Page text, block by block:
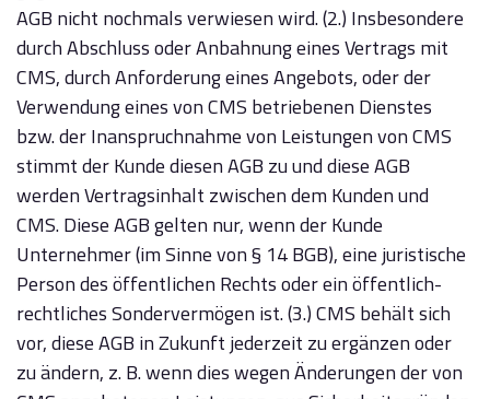
AGB nicht nochmals verwiesen wird. (2.) Insbesondere
durch Abschluss oder Anbahnung eines Vertrags mit
CMS, durch Anforderung eines Angebots, oder der
Verwendung eines von CMS betriebenen Dienstes
bzw. der Inanspruchnahme von Leistungen von CMS
stimmt der Kunde diesen AGB zu und diese AGB
werden Vertragsinhalt zwischen dem Kunden und
CMS. Diese AGB gelten nur, wenn der Kunde
Unternehmer (im Sinne von § 14 BGB), eine juristische
Person des öffentlichen Rechts oder ein öffentlich-
rechtliches Sondervermögen ist. (3.) CMS behält sich
vor, diese AGB in Zukunft jederzeit zu ergänzen oder
zu ändern, z. B. wenn dies wegen Änderungen der von